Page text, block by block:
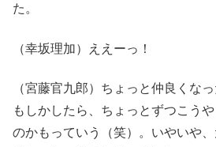
た。
（幸坂理加）ええーっ！
（宮藤官九郎）ちょっと仲良くな
もしかしたら、ちょっとずつこう
のかもっていう（笑）。いやいや